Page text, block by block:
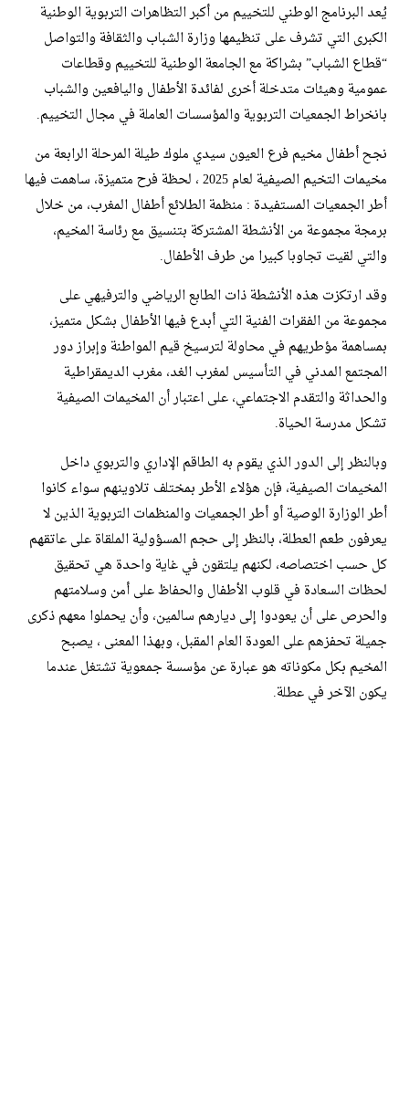
يُعد البرنامج الوطني للتخييم من أكبر التظاهرات التربوية الوطنية
الكبرى التي تشرف على تنظيمها وزارة الشباب والثقافة والتواصل
“قطاع الشباب” بشراكة مع الجامعة الوطنية للتخييم وقطاعات
عمومية وهيئات متدخلة أخرى لفائدة الأطفال واليافعين والشباب
بانخراط الجمعيات التربوية والمؤسسات العاملة في مجال التخييم.
نجح أطفال مخيم فرع العيون سيدي ملوك طيلة المرحلة الرابعة من
مخيمات التخيم الصيفية لعام 2025 ، لحظة فرح متميزة، ساهمت فيها
أطر الجمعيات المستفيدة : منظمة الطلائع أطفال المغرب، من خلال
برمجة مجموعة من الأنشطة المشتركة بتنسيق مع رئاسة المخيم،
والتي لقيت تجاوبا كبيرا من طرف الأطفال.
وقد ارتكزت هذه الأنشطة ذات الطابع الرياضي والترفيهي على
مجموعة من الفقرات الفنية التي أبدع فيها الأطفال بشكل متميز،
بمساهمة مؤطريهم في محاولة لترسيخ قيم المواطنة وإبراز دور
المجتمع المدني في التأسيس لمغرب الغد، مغرب الديمقراطية
والحداثة والتقدم الاجتماعي، على اعتبار أن المخيمات الصيفية
تشكل مدرسة الحياة.
وبالنظر إلى الدور الذي يقوم به الطاقم الإداري والتربوي داخل
المخيمات الصيفية، فإن هؤلاء الأطر بمختلف تلاوينهم سواء كانوا
أطر الوزارة الوصية أو أطر الجمعيات والمنظمات التربوية الذين لا
يعرفون طعم العطلة، بالنظر إلى حجم المسؤولية الملقاة على عاتقهم
كل حسب اختصاصه، لكنهم يلتقون في غاية واحدة هي تحقيق
لحظات السعادة في قلوب الأطفال والحفاظ على أمن وسلامتهم
والحرص على أن يعودوا إلى ديارهم سالمين، وأن يحملوا معهم ذكرى
جميلة تحفزهم على العودة العام المقبل، وبهذا المعنى ، يصبح
المخيم بكل مكوناته هو عبارة عن مؤسسة جمعوية تشتغل عندما
يكون الآخر في عطلة.